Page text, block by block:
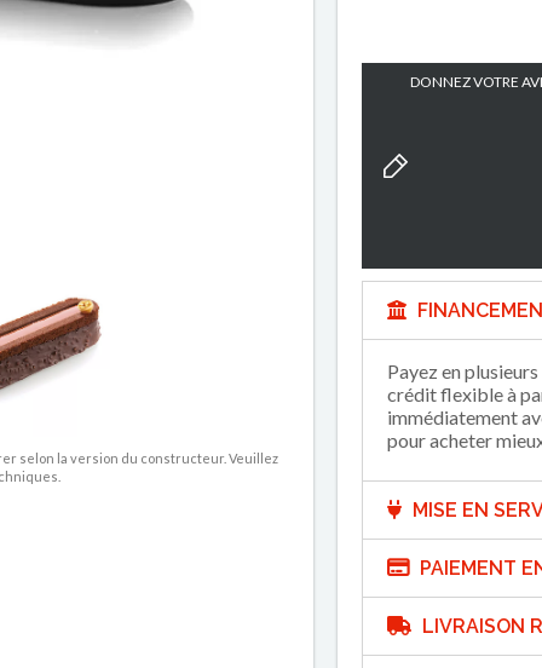
selon la version du constructeur. Veuillez
DONNEZ VOTRE
Payez en
crédit flexible à
immédiatement
pour acheter
MISE EN
PAIEMENT
LIVRAISON